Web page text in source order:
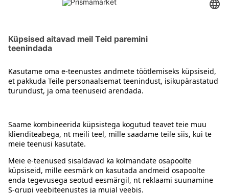
Sidemed
Juhised
Tingimused